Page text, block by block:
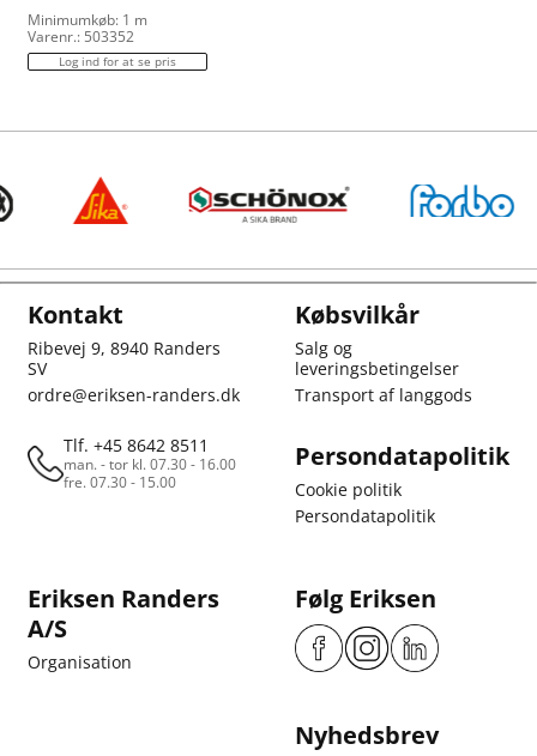
Minimumkøb: 1 m
Varenr.: 503352
Log ind for at se pris
Kontakt
Ribevej 9, 8940 Randers
SV
ordre@eriksen-randers.dk
Tlf. +45 8642 8511
man. - tor kl. 07.30 - 16.00
fre. 07.30 - 15.00
Købsvilkår
Salg og
leveringsbetingelser
Transport af langgods
Persondatapolitik
Cookie politik
Persondatapolitik
Eriksen Randers
A/S
Organisation
Følg Eriksen
Nyhedsbrev